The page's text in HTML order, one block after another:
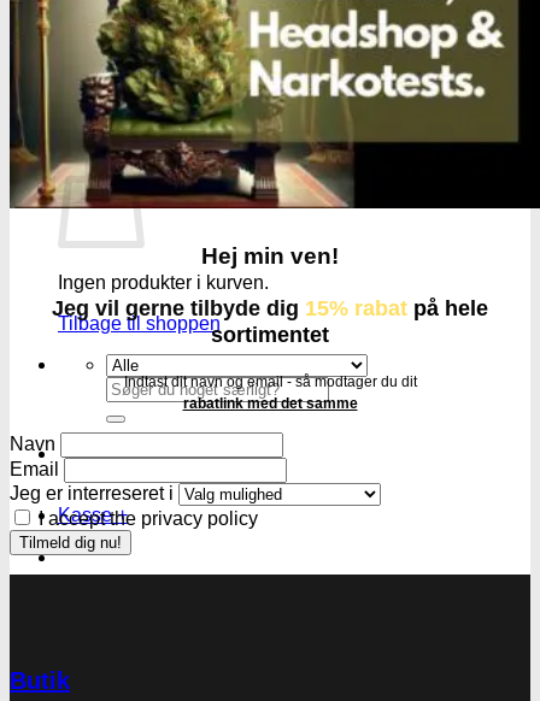
Tilbehør
Tape og fastgørelse
Kurv
Ingen produkter i kurven.
Tilbage til shoppen
Søg
efter:
Kasse +
Hej min ven!
Jeg vil gerne tilbyde dig 15% rabat på hele
sortimentet
Indtast dit navn og email - så modtager du dit
rabatlink med det samme
Navn
Email
Jeg er interreseret i
I accept the privacy policy
Butik